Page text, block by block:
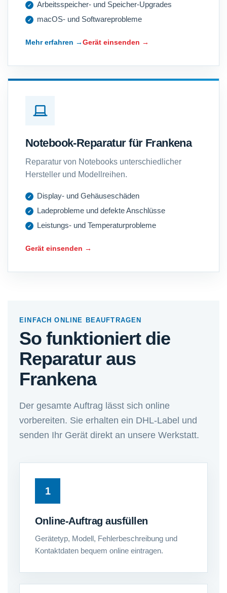
Arbeitsspeicher- und Speicher-Upgrades
macOS- und Softwareprobleme
Mehr erfahren →Gerät einsenden →
Notebook-Reparatur für Frankena
Reparatur von Notebooks unterschiedlicher
Hersteller und Modellreihen.
Display- und Gehäuseschäden
Ladeprobleme und defekte Anschlüsse
Leistungs- und Temperaturprobleme
Gerät einsenden →
EINFACH ONLINE BEAUFTRAGEN
So funktioniert die
Reparatur aus
Frankena
Der gesamte Auftrag lässt sich online
vorbereiten. Sie erhalten ein DHL-Label und
senden Ihr Gerät direkt an unsere Werkstatt.
Online-Auftrag ausfüllen
Gerätetyp, Modell, Fehlerbeschreibung und
Kontaktdaten bequem online eintragen.